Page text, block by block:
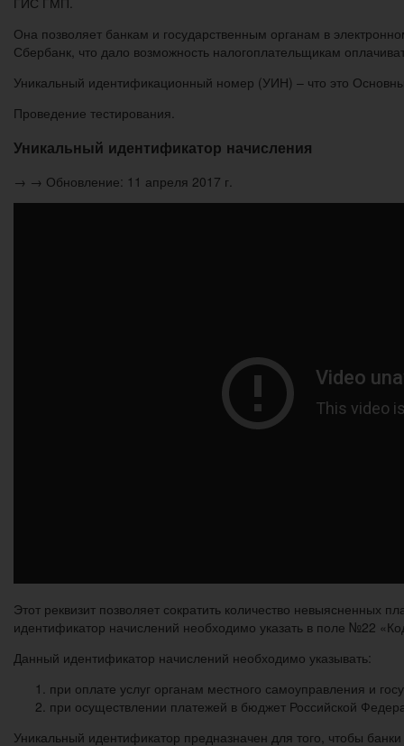
Она позволяет банкам и государственным органам в
Сбербанк, что дало возможность налогоплательщикам
Уникальный идентификационный номер (УИН) – что это
Проведение тестирования.
Уникальный идентификатор начисления
→ → Обновление: 11 апреля 2017 г.
Этот реквизит позволяет сократить количество
идентификатор начислений необходимо указать в поле №22
Данный идентификатор начислений необходимо указывать:
при оплате услуг органам местного самоуправления и
при осуществлении платежей в бюджет Российской
Уникальный идентификатор предназначен для того, чтобы